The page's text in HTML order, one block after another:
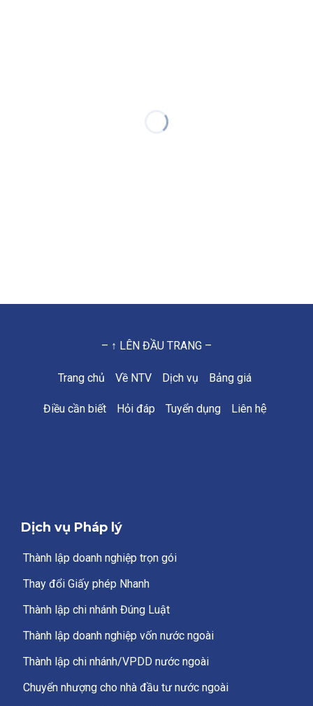
– ↑ LÊN ĐẦU TRANG –
Trang chủ Về NTV Dịch vụ Bảng giá
Điều cần biết Hỏi đáp Tuyển dụng Liên hệ
Dịch vụ Pháp lý
Thành lập doanh nghiệp trọn gói
Thay đổi Giấy phép Nhanh
Thành lập chi nhánh Đúng Luật
Thành lập doanh nghiệp vốn nước ngoài
Thành lập chi nhánh/VPDD nước ngoài
Chuyển nhượng cho nhà đầu tư nước ngoài